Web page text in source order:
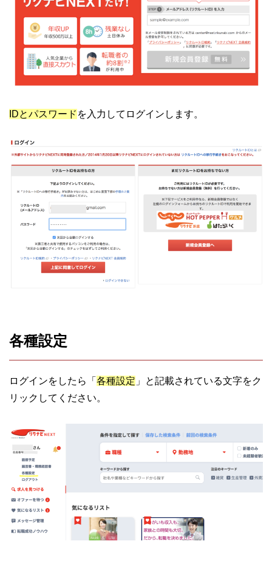
IDとパスワード を入力してログインします。
各種設定
ログインをしたら「 各種設定 」と記載されている文字をク
リックしてください。